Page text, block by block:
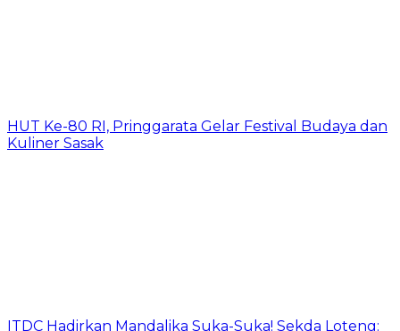
HUT Ke-80 RI, Pringgarata Gelar Festival Budaya dan
Kuliner Sasak
ITDC Hadirkan Mandalika Suka-Suka! Sekda Loteng: